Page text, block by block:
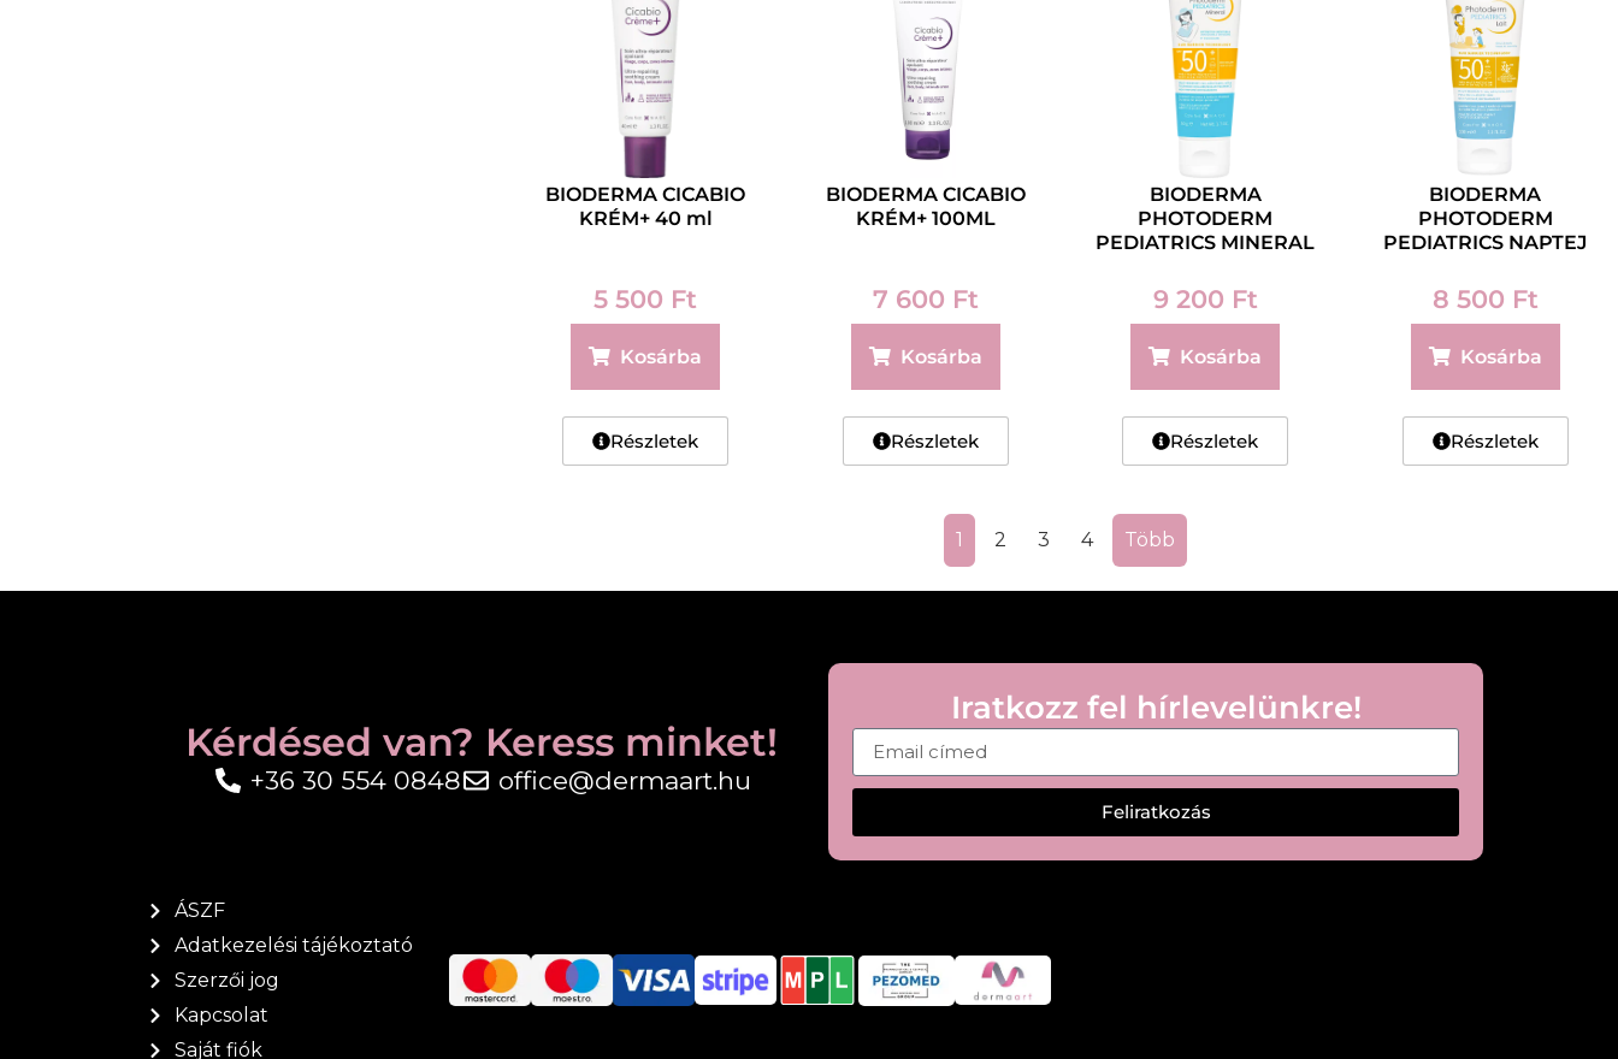
BIODERMA CICABIO
KRÉM+ 40 ml
5 500 Ft
Kosárba
Részletek
BIODERMA CICABIO
KRÉM+ 100ML
7 600 Ft
Kosárba
Részletek
BIODERMA
PHOTODERM
PEDIATRICS MINERAL
9 200 Ft
Kosárba
Részletek
BIODERMA
PHOTODERM
PEDIATRICS NAPTEJ
8 500 Ft
Kosárba
Részletek
1 2 3 4 Több
Iratkozz fel hírlevelünkre!
Feliratkozás
Kérdésed van? Keress minket!
+36 30 554 0848 office@dermaart.hu
ÁSZF
Adatkezelési tájékoztató
Szerzői jog
Kapcsolat
Saját fiók